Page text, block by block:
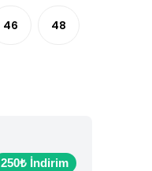
46 48
250₺ İndirim